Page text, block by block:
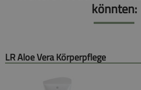
könnten:
LR Aloe Vera Körperpflege